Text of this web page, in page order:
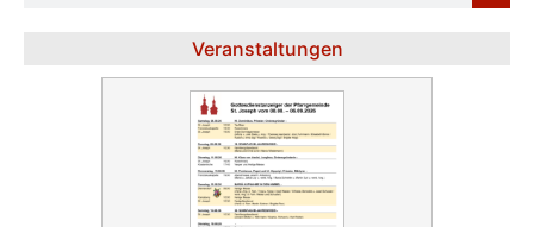
Veranstaltungen